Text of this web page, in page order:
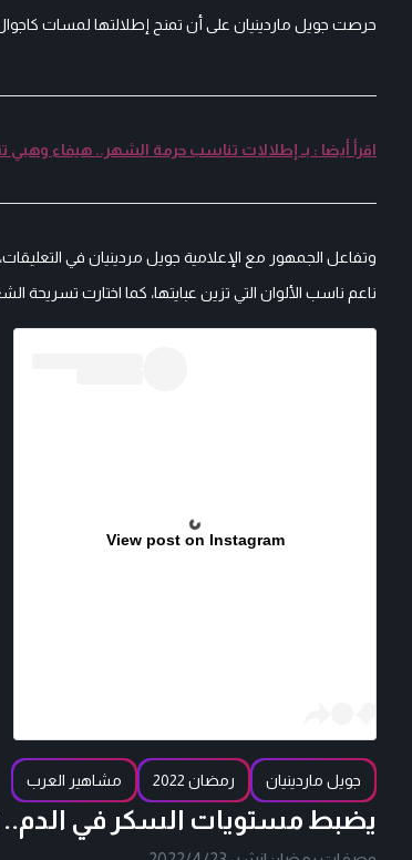
حرصت جويل ماردينيان على أن تمنح إطلالتها لمسات
اقرأ أيضا : بـ إطلالات تناسب حرمة الشهر.. هيفاء وهبي
وتفاعل الجمهور مع الإعلامية جويل مردينيان في
ناعم ناسب الألوان التي تزين عبايتها، كما اختارت تسريحة
View post on Instagram
جويل ماردينيان رمضان 2022 مشاهير العرب
يضبط مستويات السكر في الدم..